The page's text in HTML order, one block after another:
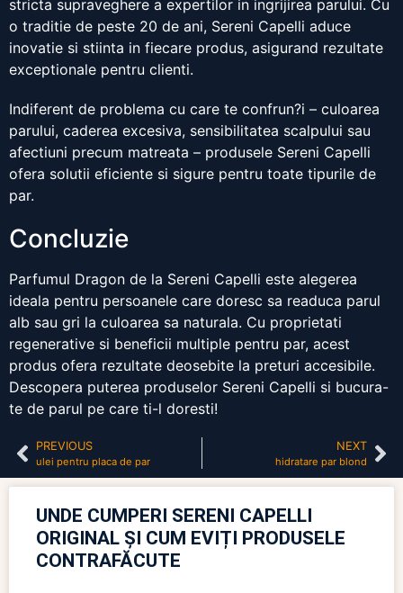
stricta supraveghere a expertilor in ingrijirea parului. Cu
o traditie de peste 20 de ani, Sereni Capelli aduce
inovatie si stiinta in fiecare produs, asigurand rezultate
exceptionale pentru clienti.
Indiferent de problema cu care te confrun?i – culoarea
parului, caderea excesiva, sensibilitatea scalpului sau
afectiuni precum matreata – produsele Sereni Capelli
ofera solutii eficiente si sigure pentru toate tipurile de
par.
Concluzie
Parfumul Dragon de la Sereni Capelli este alegerea
ideala pentru persoanele care doresc sa readuca parul
alb sau gri la culoarea sa naturala. Cu proprietati
regenerative si beneficii multiple pentru par, acest
produs ofera rezultate deosebite la preturi accesibile.
Descopera puterea produselor Sereni Capelli si bucura-
te de parul pe care ti-l doresti!
PREVIOUS
ulei pentru placa de par
NEXT
hidratare par blond
UNDE CUMPERI SERENI CAPELLI
ORIGINAL ȘI CUM EVIȚI PRODUSELE
CONTRAFĂCUTE